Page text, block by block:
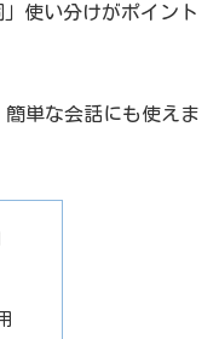
使い分けがポイント
単な会話にも使えま